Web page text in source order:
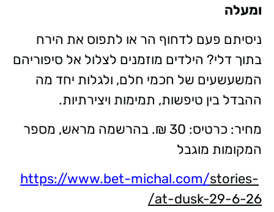
ומעלה
ניסיתם פעם לדחוף הר או לתפוס את הירח
בתוך דלי? הילדים מוזמנים לצלול אל סיפוריהם
המשעשעים של חכמי חלם, ולגלות יחד מה
ההבדל בין טיפשות, תמימות ויצירתיות.
מחיר: כרטיס: 30 ₪. בהרשמה מראש, מספר
המקומות מוגבל
https://www.bet-michal.com/stories-
at-dusk-29-6-26/